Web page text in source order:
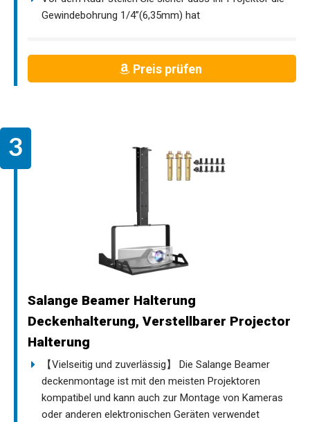
Gewindebohrung 1/4”(6,35mm) hat
Preis prüfen
Salange Beamer Halterung
Deckenhalterung, Verstellbarer Projector
Halterung
【Vielseitig und zuverlässig】 Die Salange Beamer
deckenmontage ist mit den meisten Projektoren
kompatibel und kann auch zur Montage von Kameras
oder anderen elektronischen Geräten verwendet